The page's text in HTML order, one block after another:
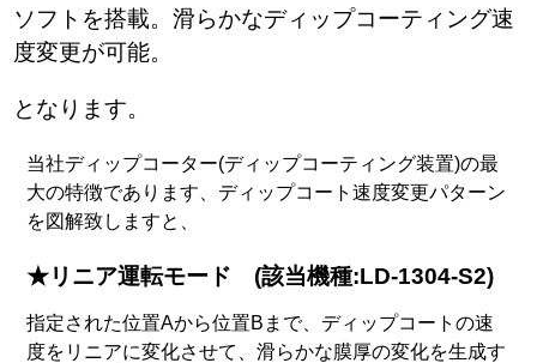
ソフトを搭載。滑らかなディップコーティング速
度変更が可能。
となります。
当社ディップコーター(ディップコーティング装置)の最
大の特徴であります、ディップコート速度変更パターン
を図解致しますと、
★リニア運転モード (該当機種:LD-1304-S2)
指定された位置Aから位置Bまで、ディップコートの速
度をリニアに変化させて、滑らかな膜厚の変化を生成す